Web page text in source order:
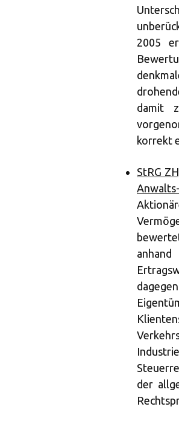
2005
damit
korrekt
StRG
der